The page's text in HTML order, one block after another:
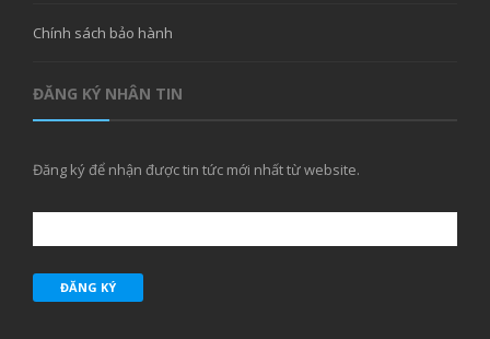
Chính sách bảo hành
ĐĂNG KÝ NHÂN TIN
Đăng ký để nhận được tin tức mới nhất từ website.
ĐĂNG KÝ